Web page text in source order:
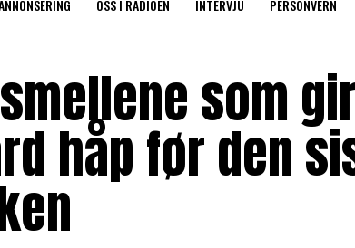
OSS I RADIOEN INTERVJU PERSONVERN
som gir
håp før den